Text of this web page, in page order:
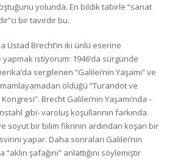
yolunda. En bildik tabirle “sanat
bir tavırdır bu.
Üstad Brecht’in iki ünlü eserine
yapmak istiyorum: 1946’da sürgünde
sergilenen “Galilei’nin Yaşamı” ve
öldüğü “Turandot ve
Kongresi”. Brecht Galilei’nin Yaşamı’nda -
gibi- varoluş koşullarının farkında
soyut bir bilim fikrinin ardından koşan bir
yapar. Daha sonraları Galilei’nin
“aklın şafağını” anlattığını söylemiştir